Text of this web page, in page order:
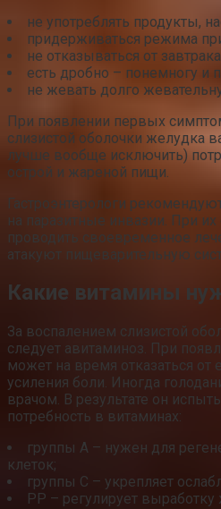
не употреблять продукты,
придерживаться режима
не отказываться от
есть дробно – понемногу и
не жевать долго
При появлении первых
слизистой оболочки желудка
лучше вообще исключить)
острой и жареной пищи.
Гастроэнтерологи
на паразитные инвазии. При
проводить своевременное
атакуют пищеварительную
Какие витамины
За воспалением слизистой
следует авитаминоз. При
может на время отказаться
усиления боли. Иногда
врачом. В результате он
потребность в витаминах:
группы A – нужен для
клеток;
группы C – укрепляет
PP – регулирует